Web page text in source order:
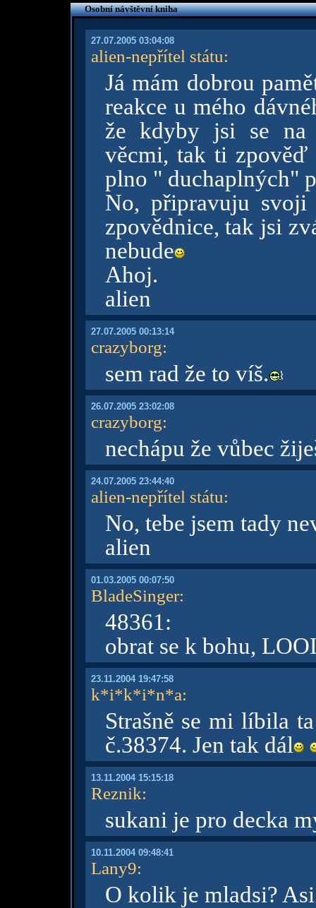
Osobní návštěvní kniha
27.07.2005 03:04:08
alien-nepřítel státu:
Já mám dobrou
reakce u mého
že kdyby jsi se na
věcmi, tak ti zpověď
plno " duchaplných"
No, připravuju svoji
zpovědnice, tak jsi
nebude
Ahoj.
alien
27.07.2005 00:13:14
crazyborg:
sem rad že to víš.
26.07.2005 23:02:08
crazyborg:
nechápu že vůbec
24.07.2005 23:44:40
alien-nepřítel státu:
No, tebe jsem tady
alien
01.03.2005 00:07:50
BladeSinger:
48361:
obrat se k bohu,
23.11.2004 19:47:58
k*i*k*i*n*a:
Strašně se mi líbila
č.38374. Jen tak dál
13.11.2004 15:15:18
Reznik:
sukani je pro decka
10.11.2004 09:48:41
Lany9:
O kolik je mladsi?